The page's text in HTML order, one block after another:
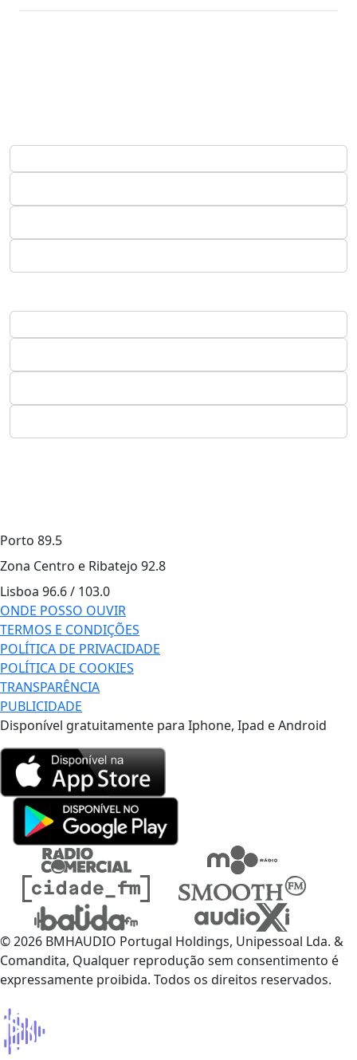
Porto 89.5
Zona Centro e Ribatejo 92.8
Lisboa 96.6 / 103.0
ONDE POSSO OUVIR
TERMOS E CONDIÇÕES
POLÍTICA DE PRIVACIDADE
POLÍTICA DE COOKIES
TRANSPARÊNCIA
PUBLICIDADE
Disponível gratuitamente para Iphone, Ipad e Android
© 2026 BMHAUDIO Portugal Holdings, Unipessoal Lda. &
Comandita, Qualquer reprodução sem consentimento é
expressamente proibida. Todos os direitos reservados.